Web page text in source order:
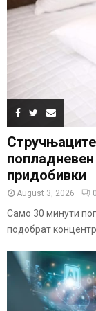
придобивки
August 3, 2026 0
Само 30 минути
подобрат